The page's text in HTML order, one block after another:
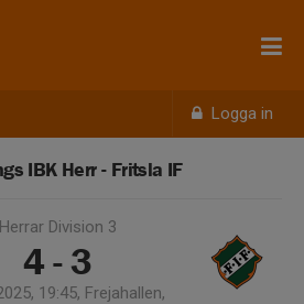
Logga in
IBK Herr - Fritsla IF
Herrar Division 3
4 - 3
19:45, Frejahallen,